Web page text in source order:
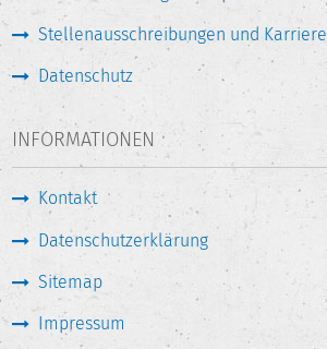
Stellenausschreibungen und Karriere
Datenschutz
INFORMATIONEN
Kontakt
Datenschutzerklärung
Sitemap
Impressum